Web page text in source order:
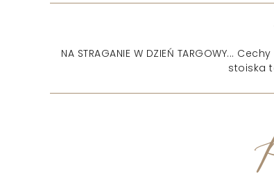
NA STRAGANIE W DZIEŃ TARGOWY...
stoiska